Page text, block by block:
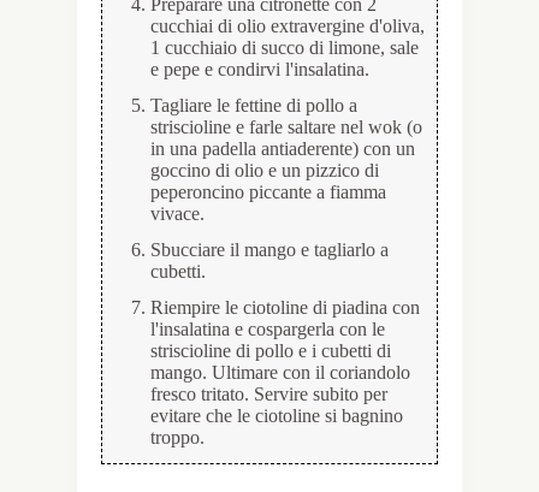
cucchiai di olio extravergine d'oliva,
1 cucchiaio di succo di limone, sale
e pepe e condirvi l'insalatina.
Tagliare le fettine di pollo a
striscioline e farle saltare nel wok (o
in una padella antiaderente) con un
goccino di olio e un pizzico di
peperoncino piccante a fiamma
vivace.
Sbucciare il mango e tagliarlo a
cubetti.
Riempire le ciotoline di piadina con
l'insalatina e cospargerla con le
striscioline di pollo e i cubetti di
mango. Ultimare con il coriandolo
fresco tritato. Servire subito per
evitare che le ciotoline si bagnino
troppo.